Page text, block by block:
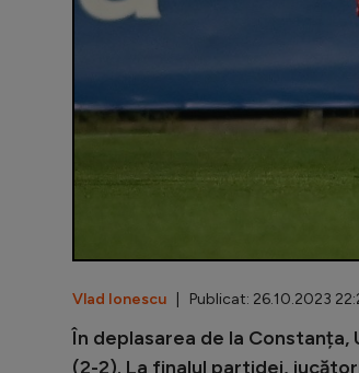
Vlad Ionescu | Publicat: 26.10.2023
În deplasarea de la
(2-2). La finalul partidei,